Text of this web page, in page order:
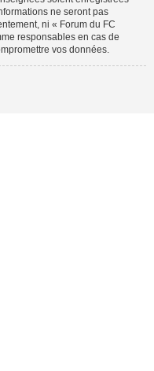
ne seront pas
ni « Forum du FC
responsables en cas de
vos données.